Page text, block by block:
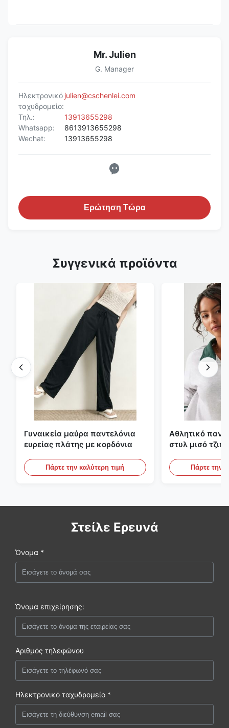
Mr. Julien
G. Manager
Ηλεκτρονικό
ταχυδρομείο:
julien@cschenlei.com
Τηλ.:
13913655298
Whatsapp:
8613913655298
Wechat:
13913655298
Ερώτηση Τώρα
Συγγενικά προϊόντα
Γυναικεία μαύρα παντελόνια
ευρείας πλάτης με κορδόνια
Πάρτε την καλύτερη τιμή
Αθλητικό
στυλ μισό
Πάρτε την
Στείλε Ερευνά
Όνομα *
Όνομα επιχείρησης:
Αριθμός τηλεφώνου
Ηλεκτρονικό ταχυδρομείο *